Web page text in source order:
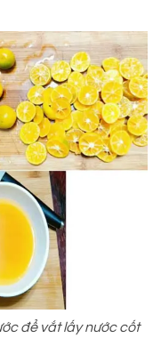
để vắt lấy nước cốt